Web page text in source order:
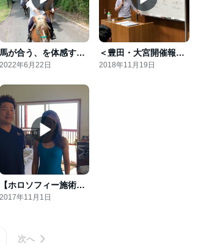
馬が合う、を体感する。
2022年6月22日
＜豊田・大宮開催報告＞入り口に聞いて欲しいカラダの根っこのお話
2018年11月19日
【ホロソフィー施術会inハワイ島レポート】
2017年11月1日
次へ